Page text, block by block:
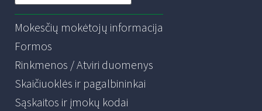
Mokesčių mokėtojų informacija
Formos
Rinkmenos / Atviri duomenys
Skaičiuoklės ir pagalbininkai
Sąskaitos ir įmokų kodai